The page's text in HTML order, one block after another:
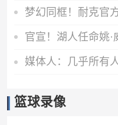
篮球录像